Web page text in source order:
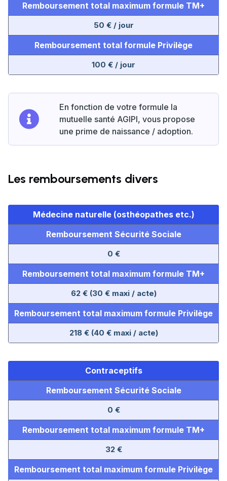
Remboursement total maximum formule TM+
50 € / jour
Remboursement total formule Privilège
100 € / jour
En fonction de votre formule la
mutuelle santé AGIPI, vous propose
une prime de naissance / adoption.
Les remboursements divers
Médecine naturelle (osthéopathes etc.)
Remboursement Sécurité Sociale
0 €
Remboursement total maximum formule TM+
62 € (30 € maxi / acte)
Remboursement total maximum formule Privilège
218 € (40 € maxi / acte)
Contraceptifs
Remboursement Sécurité Sociale
0 €
Remboursement total maximum formule TM+
32 €
Remboursement total maximum formule Privilège